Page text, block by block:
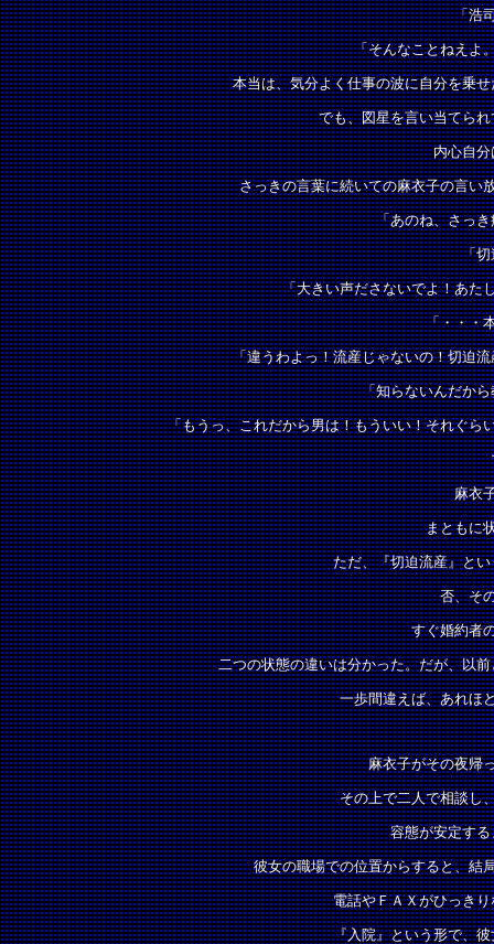
「浩
「そんなことねえよ
本当は、気分よく仕事の波に自分を乗
でも、図星を言い当てら
内心自
さっきの言葉に続いての麻衣子の言い
「あのね、さっ
「切
「大きい声ださないでよ！あた
「・・・
「違うわよっ！流産じゃないの！切迫
「知らないんだか
「もうっ、これだから男は！もういい！それぐら
麻衣
まともに
ただ、『切迫流産』と
否、そ
すぐ婚約者
二つの状態の違いは分かった。だが、以
一歩間違えば、あれほ
麻衣子がその夜帰
その上で二人で相談し
容態が安定す
彼女の職場での位置からすると、結
電話やＦＡＸがひっき
『入院』という形で、